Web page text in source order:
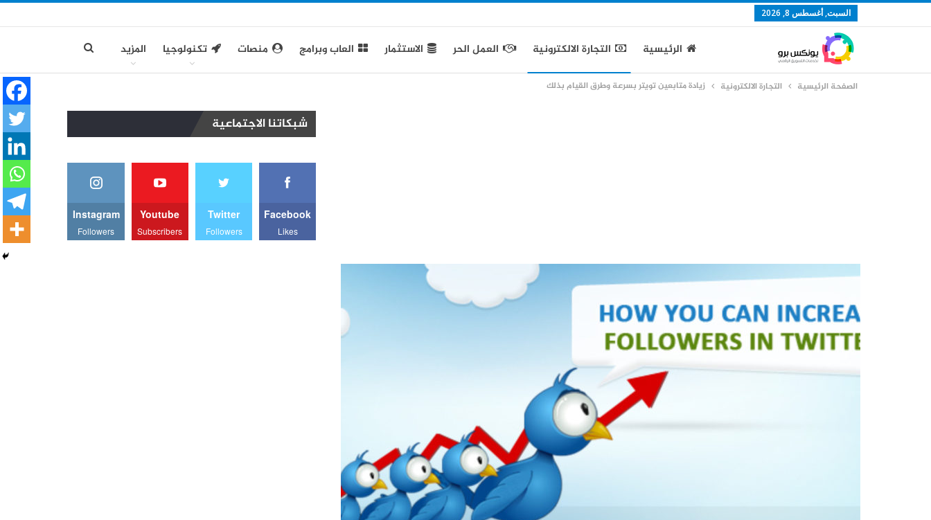
السبت, أغسطس 8, 2026
الرئيسية التجارة الالكترونية العمل الحر الاستثمار العاب وبرامج منصات تكنولوجيا المزيد
الصفحة الرئيسية التجارة الالكترونية زيادة متابعين تويتر بسرعة وطرق القيام بذلك
شبكاتنا الاجتماعية
Facebook
Likes
Twitter
Followers
Youtube
Subscribers
Instagram
Followers